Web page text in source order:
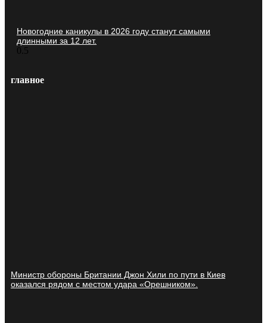
Новогодние каникулы в 2026 году станут самыми
длинными за 12 лет.
главное
Министр обороны Британии Джон Хили по пути в Киев
оказался рядом с местом удара «Орешником».